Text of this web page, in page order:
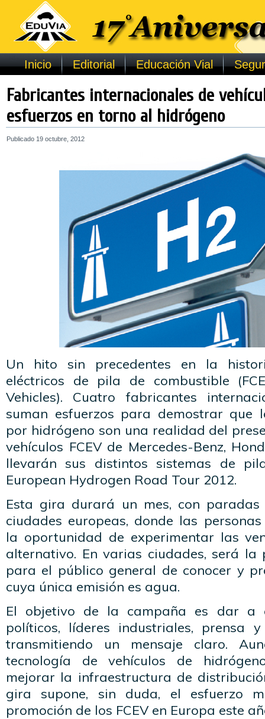
Inicio Editorial Educación Vial
Fabricantes internacionales de
esfuerzos en torno al hidrógeno
Publicado 19 octubre, 2012
Un hito sin precedentes en la
eléctricos de pila de combustible
Vehicles). Cuatro fabricantes
suman esfuerzos para demostrar que
por hidrógeno son una realidad del
vehículos FCEV de Mercedes-Benz,
llevarán sus distintos sistemas de
European Hydrogen Road Tour 2012.
Esta gira durará un mes, con paradas
ciudades europeas, donde las
la oportunidad de experimentar las
alternativo. En varias ciudades, será
para el público general de conocer y
cuya única emisión es agua.
El objetivo de la campaña es dar a
políticos, líderes industriales, prensa
transmitiendo un mensaje claro.
tecnología de vehículos de
mejorar la infraestructura de
gira supone, sin duda, el esfuerzo
promoción de los FCEV en Europa este